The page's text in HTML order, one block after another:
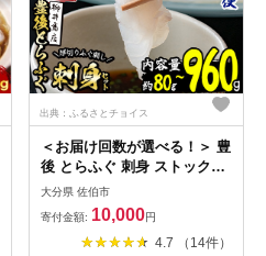
出典：ふるさとチョイス
＜お届け回数が選べる！＞ 豊
後 とらふぐ 刺身 ストックす
る ふぐ刺し (総量80g-960g：
1回・6回・12回) 定期便 個包
装 小分け ふぐ フグ とらふぐ
ふぐさし フグ刺し ふぐ刺身
大分県 佐伯市
寄付金額: 10,000円
4.7 （14件）